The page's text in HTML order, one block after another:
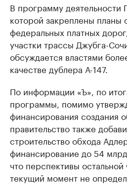
В программу деятельности
которой закреплены планы
федеральных платных
участки трассы Джубга-
обсуждается властями
качестве дублера А-147.
По информации «Ъ», по
программы, помимо
финансирования создания
правительство также
строительство обхода
финансирование до 54 млрд
что перспективы
текущий момент не